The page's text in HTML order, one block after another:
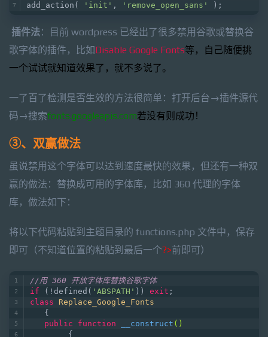
add_action(
'init' , 'remove_open_sans' );
插件法：目前 wordpress 已经出了很多禁用谷歌或替换谷
歌字体的插件，比如Disable Google Fonts等，自己随便挑
一个试试就知道效果了，就不多说了。
一了百了检测是否生效的方法很简单：打开后台→插件源代
码→搜索fonts.googleapis.com若没有则成功！
③、双赢做法
虽说禁用这个字体可以达到速度最快的效果，但还有一种双
赢的做法：替换成可用的字体库，比如 360 代理的字体
库，做法如下：
将以下代码粘贴到主题目录的 functions.php 文件中，保存
即可（不知道位置的粘贴到最后一个?>前即可）
//用 360 开放字体库替换谷歌字体
if (!defined( 'ABSPATH' )) exit ;
class
Replace_Google_Fonts
   {
public
function __construct ()
        {